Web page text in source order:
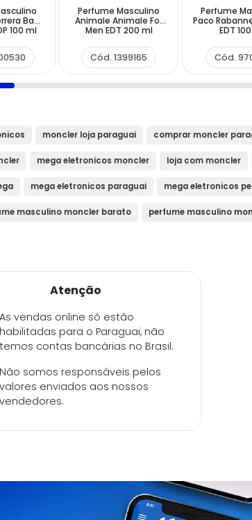
Bad
100 ml
Perfume Masculino
Animale Animale For
Men EDT 200 ml
Cód. 1399165
Perfume
Paco
EDT
Cód.
moncler loja paraguai comprar moncler
mega eletronicos moncler loja com moncler
mega eletronicos paraguai mega eletronicos
masculino moncler barato perfume masculino
Atenção
As vendas online só estão
habilitadas para o Paraguai, não
temos contas bancárias no Brasil.
Não somos responsáveis pelos
valores enviados aos nossos
vendedores.